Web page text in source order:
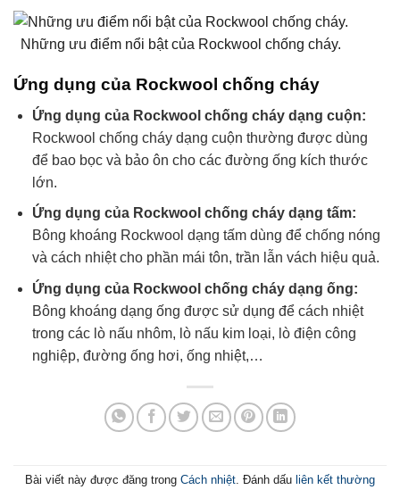
Những ưu điểm nổi bật của Rockwool chống cháy.
Ứng dụng của Rockwool chống cháy
Ứng dụng của Rockwool chống cháy dạng cuộn:
Rockwool chống cháy dạng cuộn thường được dùng
để bao bọc và bảo ôn cho các đường ống kích thước
lớn.
Ứng dụng của Rockwool chống cháy dạng tấm:
Bông khoáng Rockwool dạng tấm dùng để chống nóng
và cách nhiệt cho phần mái tôn, trần lẫn vách hiệu quả.
Ứng dụng của Rockwool chống cháy dạng ống:
Bông khoáng dạng ống được sử dụng để cách nhiệt
trong các lò nấu nhôm, lò nấu kim loại, lò điện công
nghiệp, đường ống hơi, ống nhiệt,…
Bài viết này được đăng trong Cách nhiệt. Đánh dấu liên kết thường